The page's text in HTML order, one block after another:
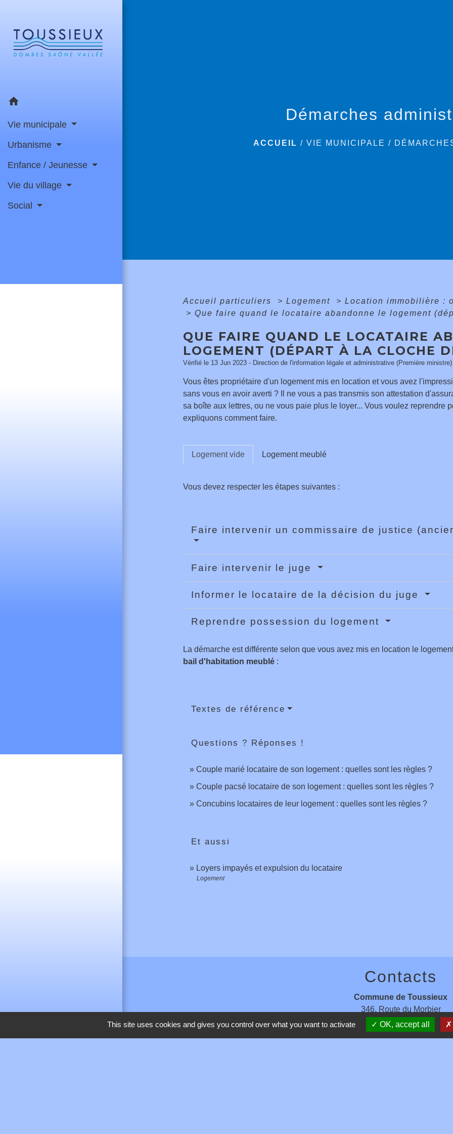
home
Vie municipale
Urbanisme
Enfance / Jeunesse
Vie du village
Social
Démarches
ACCUEIL /VIE MUNICIPALE /
Accueil particuliers > Logement > Location immobilière :
> Que faire quand le locataire abandonne le logement
QUE FAIRE QUAND LE LOCATAIRE
LOGEMENT (DÉPART À LA CLOCHE
Vérifié le 13 Jun 2023 - Direction de l'information légale et administrative (Première ministre)
Vous êtes propriétaire d'un logement mis en location et vous avez
sans vous en avoir averti ? Il ne vous a pas transmis son attestation
sa boîte aux lettres, ou ne vous paie plus le loyer... Vous voulez reprendre
expliquons comment faire.
Logement vide Logement meublé
Vous devez respecter les étapes suivantes :
Faire intervenir un commissaire de justice
Faire intervenir le juge
Informer le locataire de la décision du juge
Reprendre possession du logement
La démarche est différente selon que vous avez mis en location le
bail d'habitation meublé:
Textes de référence
Questions ? Réponses !
Couple marié locataire de son logement : quelles sont les règles ?
Couple pacsé locataire de son logement : quelles sont les règles ?
Concubins locataires de leur logement : quelles sont les règles ?
Et aussi
Loyers impayés et expulsion du locataire
Logement
Contacts
Commune de Toussieux
346, Route du Morbier
01600 Toussieux - FRANCE
+33 4 74 00 19 03
This site uses cookies and gives you control over what you want to activate OK, accept all